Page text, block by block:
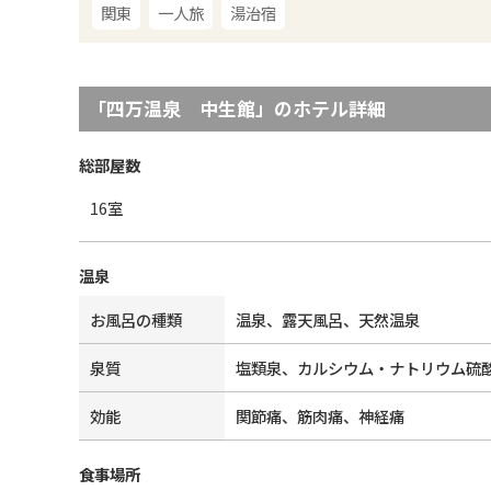
関東 一人旅 湯治宿
「四万温泉 中生館」のホテル詳細
総部屋数
16室
温泉
お風呂の種類
温泉、露天風呂、天然温泉
泉質 塩類泉、カルシウム・ナトリウム硫
効能 関節痛、筋肉痛、神経痛
食事場所